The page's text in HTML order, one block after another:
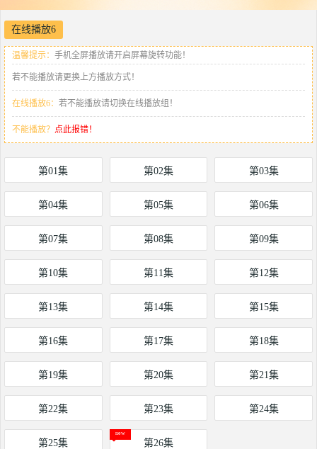
在线播放6
温馨提示： 手机全屏播放请开启屏幕旋转功能！
若不能播放请更换上方播放方式！
在线播放6： 若不能播放请切换在线播放组！
不能播放？ 点此报错！
第01集 第02集 第03集
第04集 第05集 第06集
第07集 第08集 第09集
第10集 第11集 第12集
第13集 第14集 第15集
第16集 第17集 第18集
第19集 第20集 第21集
第22集 第23集 第24集
第25集 第26集